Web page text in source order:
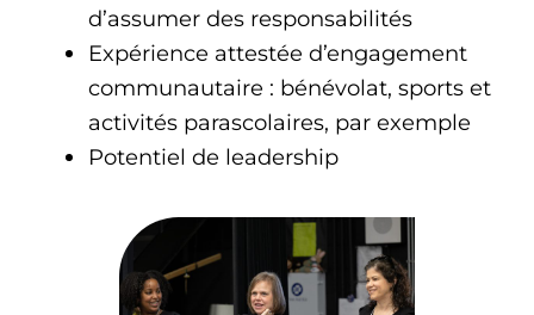
d’assumer des responsabilités
Expérience attestée d’engagement
communautaire : bénévolat, sports et
activités parascolaires, par exemple
Potentiel de leadership